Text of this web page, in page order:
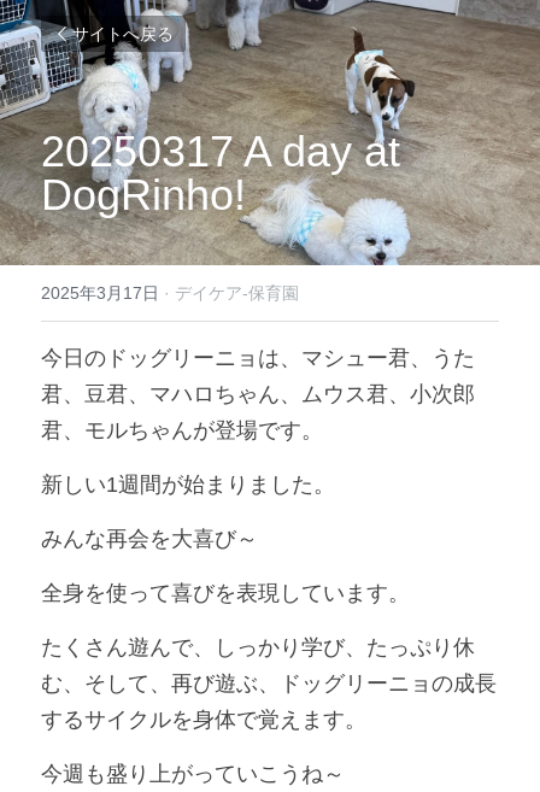
サイトへ戻る
20250317 A day at
DogRinho!
2025年3月17日 · デイケア-保育園
今日のドッグリーニョは、マシュー君、うた
君、豆君、マハロちゃん、ムウス君、小次郎
君、モルちゃんが登場です。
新しい1週間が始まりました。
みんな再会を大喜び～
全身を使って喜びを表現しています。
たくさん遊んで、しっかり学び、たっぷり休
む、そして、再び遊ぶ、ドッグリーニョの成長
するサイクルを身体で覚えます。
今週も盛り上がっていこうね～